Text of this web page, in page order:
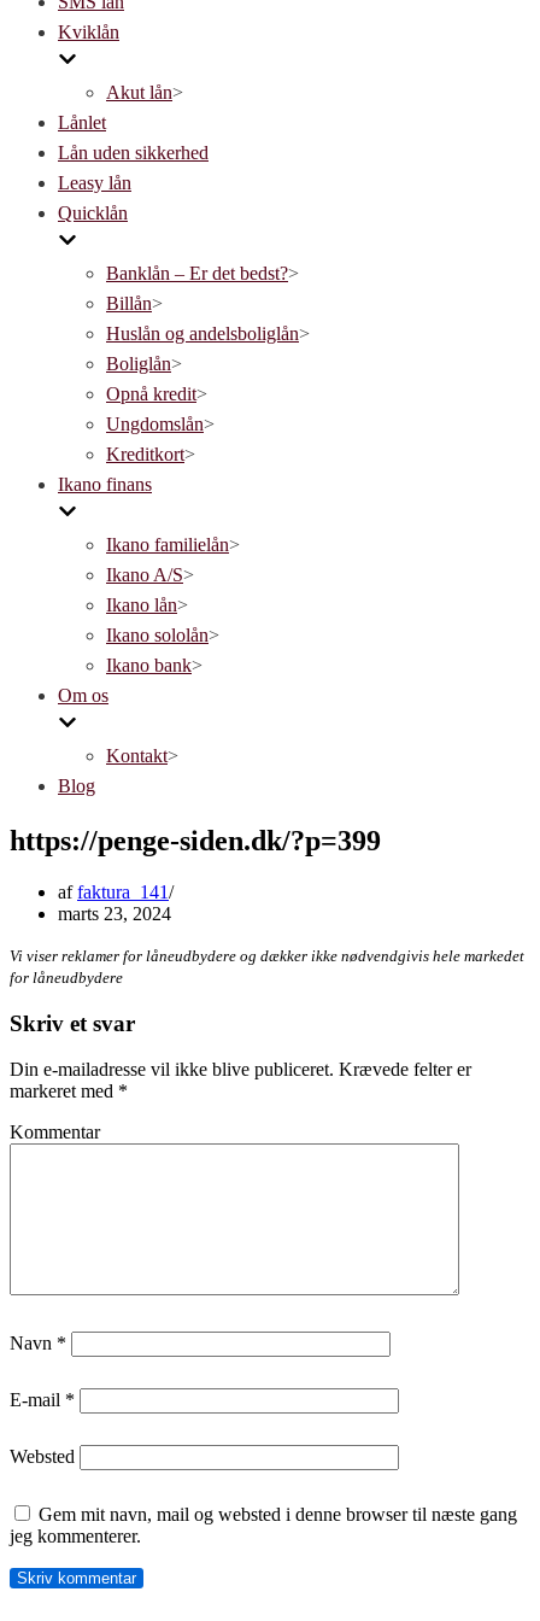
Kviklån
Akut lån>
Lånlet
Lån uden sikkerhed
Leasy lån
Quicklån
Banklån – Er det bedst?>
Billån>
Huslån og andelsboliglån>
Boliglån>
Opnå kredit>
Ungdomslån>
Kreditkort>
Ikano finans
Ikano familielån>
Ikano A/S>
Ikano lån>
Ikano sololån>
Ikano bank>
Om os
Kontakt>
Blog
https://penge-siden.dk/?p=399
affaktura_141
marts 23, 2024
Vi viser reklamer for låneudbydere og dækker ikke nødvendgivis hele markedet
for låneudbydere
Skriv et svar
Din e-mailadresse vil ikke blive publiceret. Krævede felter er
markeret med *
Kommentar
Navn *
E-mail *
Websted
Gem mit navn, mail og websted i denne browser til næste gang
jeg kommenterer.